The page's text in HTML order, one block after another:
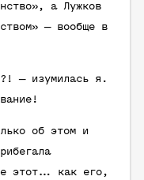
а Лужков
— вообще в
— изумилась я.
об этом и
этот… как его,